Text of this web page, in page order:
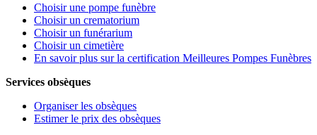
Choisir une pompe funèbre
Choisir un crematorium
Choisir un funérarium
Choisir un cimetière
En savoir plus sur la certification Meilleures Pompes Funèbres
Services obsèques
Organiser les obsèques
Estimer le prix des obsèques